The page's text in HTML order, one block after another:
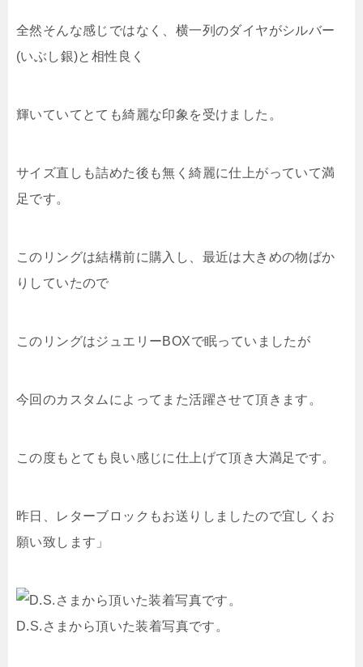
全然そんな感じではなく、横一列のダイヤがシルバー
(いぶし銀)と相性良く
輝いていてとても綺麗な印象を受けました。
サイズ直しも詰めた後も無く綺麗に仕上がっていて満
足です。
このリングは結構前に購入し、最近は大きめの物ばか
りしていたので
このリングはジュエリーBOXで眠っていましたが
今回のカスタムによってまた活躍させて頂きます。
この度もとても良い感じに仕上げて頂き大満足です。
昨日、レターブロックもお送りしましたので宜しくお
願い致します」
D.S.さまから頂いた装着写真です。